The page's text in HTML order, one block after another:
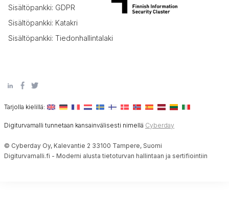
Sisältöpankki: GDPR
Sisältöpankki: Katakri
Sisältöpankki: Tiedonhallintalaki
Tarjolla kielillä:
Digiturvamalli tunnetaan kansainvälisesti nimellä Cyberday
© Cyberday Oy, Kalevantie 2 33100 Tampere, Suomi
Digiturvamalli.fi - Moderni alusta tietoturvan hallintaan ja sertifiointiin